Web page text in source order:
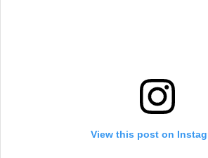
View this post on